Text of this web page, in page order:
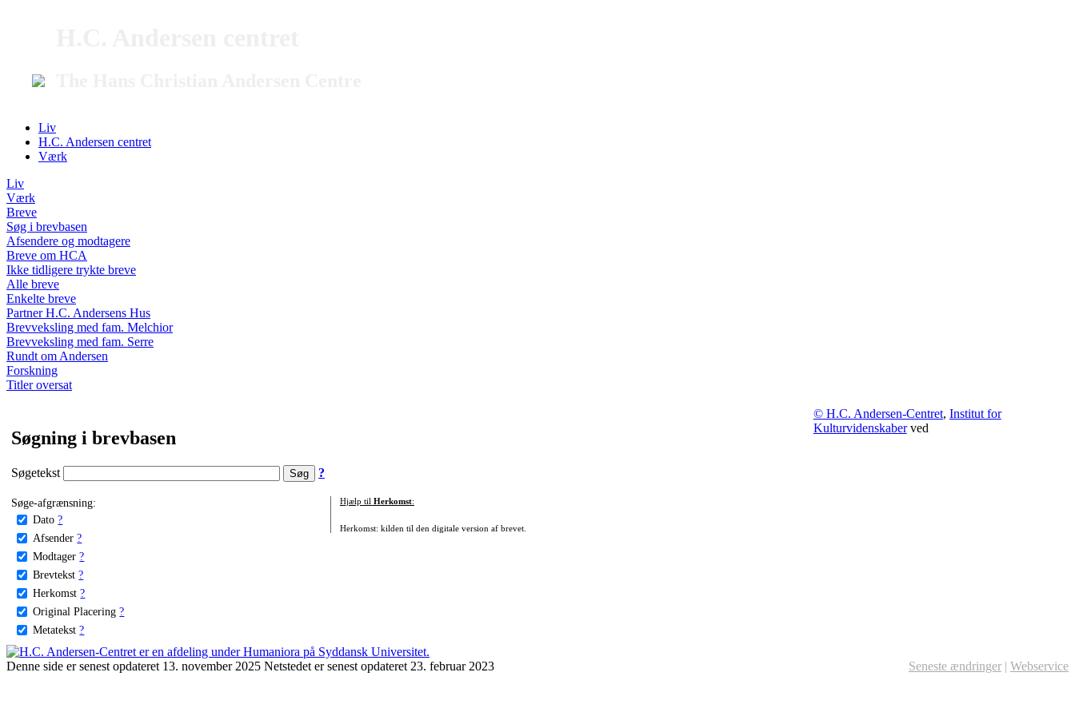
Liv
H.C. Andersen centret
Værk
Liv
Værk
Breve
Søg i brevbasen
Afsendere og modtagere
Breve om HCA
Ikke tidligere trykte breve
Alle breve
Enkelte breve
Partner H.C. Andersens Hus
Brevveksling med fam. Melchior
Brevveksling med fam. Serre
Rundt om Andersen
Forskning
Titler oversat
Søgning i brevbasen
Søgetekst ?
Søge-afgrænsning:
Dato ?
Afsender ?
Modtager ?
Brevtekst ?
Herkomst ?
Original Placering ?
Metatekst ?
Hjælp til Herkomst:
Herkomst: kilden til den digitale version af brevet.
© H.C. Andersen-Centret, Institut for
Kulturvidenskaberved
Denne side er senest opdateret 13. november 2025 Netstedet er senest opdateret 23. februar 2023 Seneste ændringer | Webservice